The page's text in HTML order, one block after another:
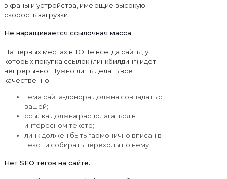
экраны и устройства, имеющие высокую
скорость загрузки.
Не наращивается ссылочная масса.
На первых местах в ТОПе всегда сайты, у
которых покупка ссылок (линкбилдинг) идет
непрерывно. Нужно лишь делать все
качественно:
тема сайта-донора должна совпадать с
вашей;
ссылка должна располагаться в
интересном тексте;
линк должен быть гармонично вписан в
текст и собирать переходы по нему.
Нет SEO тегов на сайте.